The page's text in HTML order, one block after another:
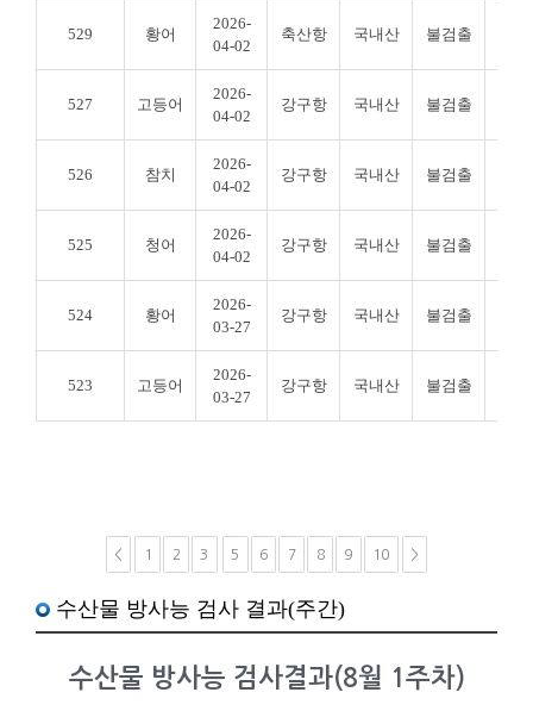
529 황어
2026-
04-02
축산항 국내산 불검출
527 고등어
2026-
04-02
강구항 국내산 불검출
526 참치
2026-
04-02
강구항 국내산 불검출
525 청어
2026-
04-02
강구항 국내산 불검출
524 황어
2026-
03-27
강구항 국내산 불검출
523 고등어
2026-
03-27
강구항 국내산 불검출
< 1 2 3 5 6 7 8 9 10 >
수산물 방사능 검사 결과(주간)
수산물 방사능 검사결과(8월 1주차)